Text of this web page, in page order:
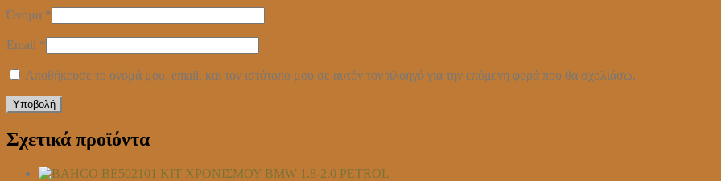
Όνομα *
Email *
Αποθήκευσε το όνομά μου, email, και τον ιστότοπο μου σε αυτόν τον πλοηγό για την επόμενη φορά που θα σχολιάσω.
Σχετικά προϊόντα